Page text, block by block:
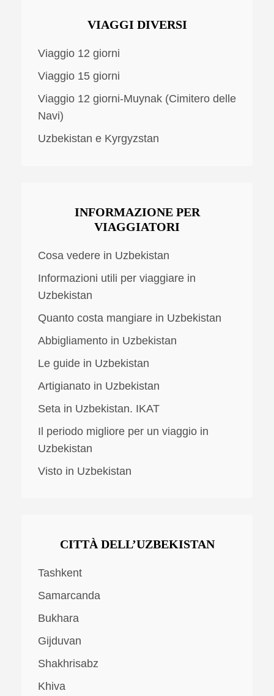
VIAGGI DIVERSI
Viaggio 12 giorni
Viaggio 15 giorni
Viaggio 12 giorni-Muynak (Cimitero delle
Navi)
Uzbekistan e Kyrgyzstan
INFORMAZIONE PER
VIAGGIATORI
Cosa vedere in Uzbekistan
Informazioni utili per viaggiare in
Uzbekistan
Quanto costa mangiare in Uzbekistan
Abbigliamento in Uzbekistan
Le guide in Uzbekistan
Artigianato in Uzbekistan
Seta in Uzbekistan. IKAT
Il periodo migliore per un viaggio in
Uzbekistan
Visto in Uzbekistan
CITTÀ DELL’UZBEKISTAN
Tashkent
Samarcanda
Bukhara
Gijduvan
Shakhrisabz
Khiva